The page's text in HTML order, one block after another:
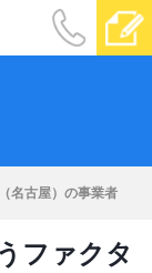
名古屋）の事業者
ファクタ